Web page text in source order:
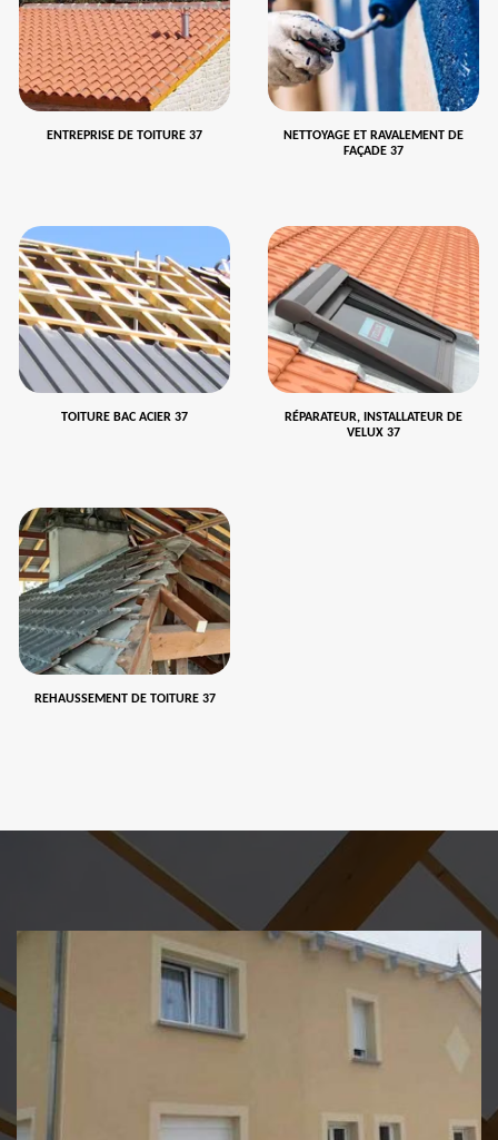
ENTREPRISE DE TOITURE 37
NETTOYAGE ET RAVALEMENT DE
FAÇADE 37
TOITURE BAC ACIER 37
RÉPARATEUR, INSTALLATEUR DE
VELUX 37
REHAUSSEMENT DE TOITURE 37